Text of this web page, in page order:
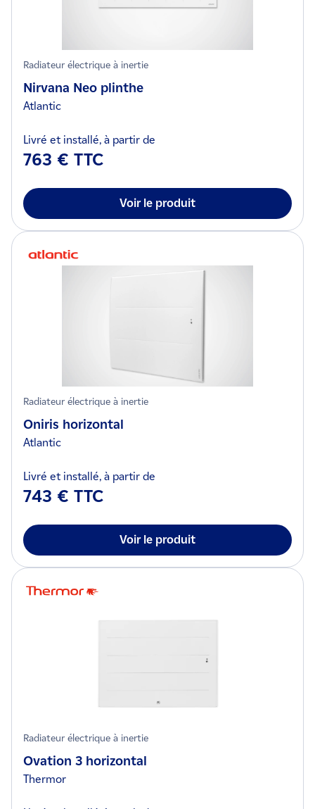
Radiateur électrique à inertie
Nirvana Neo plinthe
Atlantic
Livré et installé, à partir de
763 € TTC
Voir le produit
Radiateur électrique à inertie
Oniris horizontal
Atlantic
Livré et installé, à partir de
743 € TTC
Voir le produit
Radiateur électrique à inertie
Ovation 3 horizontal
Thermor